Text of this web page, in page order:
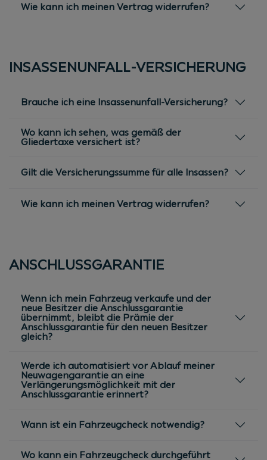
Wie kann ich meinen Vertrag widerrufen?
INSASSENUNFALL-VERSICHERUNG
Brauche ich eine Insassenunfall-Versicherung?
Wo kann ich sehen, was gemäß der
Gliedertaxe versichert ist?
Gilt die Versicherungssumme für alle Insassen?
Wie kann ich meinen Vertrag widerrufen?
ANSCHLUSSGARANTIE
Wenn ich mein Fahrzeug verkaufe und der
neue Besitzer die Anschlussgarantie
übernimmt, bleibt die Prämie der
Anschlussgarantie für den neuen Besitzer
gleich?
Werde ich automatisiert vor Ablauf meiner
Neuwagengarantie an eine
Verlängerungsmöglichkeit mit der
Anschlussgarantie erinnert?
Wann ist ein Fahrzeugcheck notwendig?
Wo kann ein Fahrzeugcheck durchgeführt